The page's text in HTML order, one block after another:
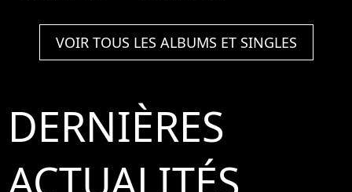
Téhu, frères
du désert
(Live)
VOIR TOUS LES ALBUMS ET SINGLES
DERNIÈRES